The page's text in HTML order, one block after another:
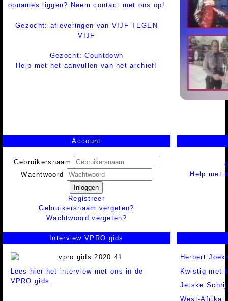
opnames liggen? Neem contact met ons op!
Gezocht: afleveringen van VIJF TEGEN
VIJF
Gezocht: Countdown
Help met het aanvullen van het archief!
Account
Gebruikersnaam
Wachtwoord
Inloggen
Registreer
Gebruikersnaam vergeten?
Wachtwoord vergeten?
Help met
Interview VPRO gids
Lees hier het interview met ons in de
VPRO gids.
Herbert
Kwistig met
Jetske
West-Afrika